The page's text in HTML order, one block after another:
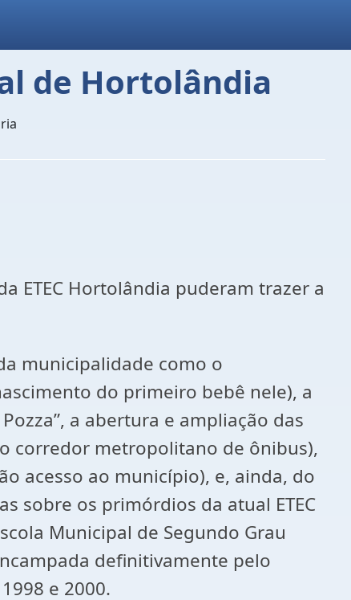
de Hortolândia
ETEC Hortolândia puderam trazer a
municipalidade como o
do primeiro bebê nele), a
a abertura e ampliação das
corredor metropolitano de ônibus),
acesso ao município), e, ainda, do
sobre os primórdios da atual ETEC
Municipal de Segundo Grau
definitivamente pelo
e 2000.